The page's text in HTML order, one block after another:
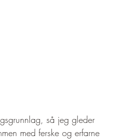
så jeg gleder
med ferske og erfarne